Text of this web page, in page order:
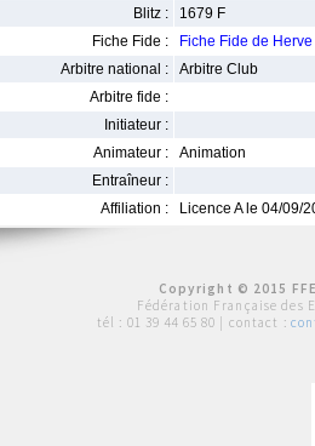
Blitz :
1679 F
Fiche Fide :
Fiche Fide de
Arbitre national :
Arbitre Club
Arbitre fide :
Initiateur :
Animateur :
Animation
Entraîneur :
Affiliation :
Licence A le 04/09/
Copyright © 2015
Fédération Française des
tél : 01 39 44 65 80 | contact :